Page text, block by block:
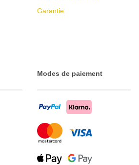
Garantie
Modes de paiement